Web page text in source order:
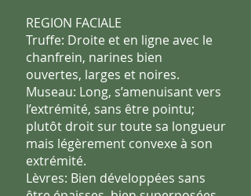
REGION FACIALE
Truffe: Droite et en ligne avec le
chanfrein, narines bien
ouvertes, larges et noires.
Museau: Long, s’amenuisant vers
l’extrémité, sans être pointu;
plutôt droit sur toute sa longueur
mais légèrement convexe à son
extrémité.
Lèvres: Bien développées sans